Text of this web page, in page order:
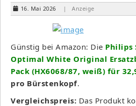
16. Mai 2026 | Anzeige
Günstig bei Amazon: Die Philips
Optimal White Original
Pack (HX6068/87, weiß) für
pro Bürstenkopf.
Vergleichspreis: Das Produkt